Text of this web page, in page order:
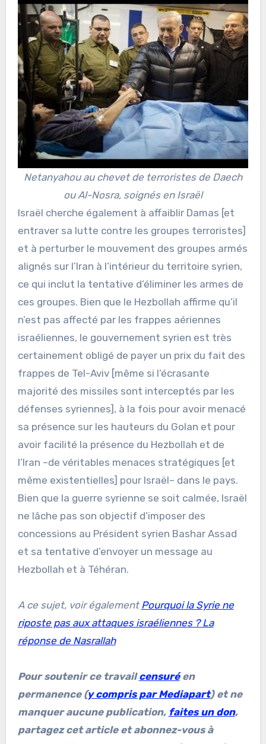
Netanyahou au chevet de terroristes de Daech
ou Al-Nosra, soignés en Israël
Israël cherche également à affaiblir Damas [et
entraver sa lutte contre les groupes terroristes]
et à perturber le mouvement des groupes armés
alignés sur l’Iran à l’intérieur du territoire syrien,
ce qui inclut la tentative d’éliminer les armes de
ces groupes. Bien que le Hezbollah affirme qu’il
n’est pas affecté par les frappes aériennes
israéliennes, le gouvernement syrien est très
certainement obligé de payer un prix du fait des
frappes de Tel-Aviv [même si l’écrasante
majorité des missiles sont interceptés par les
défenses syriennes], à la fois pour avoir menacé
sa présence sur les hauteurs du Golan et pour
avoir facilité la présence du Hezbollah et de
l’Iran –de véritables menaces stratégiques [et
même existentielles] pour Israël– dans le pays.
Bien que la guerre syrienne se soit calmée, Israël
ne lâche pas son objectif d’imposer des
concessions au Président syrien Bashar Assad
et sa tentative d’envoyer un message au
Hezbollah et à Téhéran.
A ce sujet, voir également Pourquoi la Syrie ne
riposte pas aux attaques israéliennes ? La
réponse de Nasrallah
Pour soutenir ce travailcensuréen
permanence (y compris par Mediapart) et ne
manquer aucune publication, faites un don,
partagez cet article et abonnez-vous à